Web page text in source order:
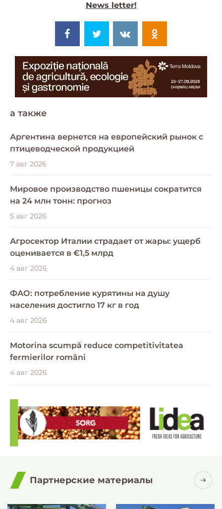
News letter!
a также
Аргентина вернется на европейский рынок с
птицеводческой продукцией
7 авг 2026
Мировое производство пшеницы сократится
на 24 млн тонн: прогноз
5 авг 2026
Агросектор Италии страдает от жары: ущерб
оценивается в €1,5 млрд
4 авг 2026
ФАО: потребление курятины на душу
населения достигло 17 кг в год
4 авг 2026
Motorina scumpă reduce competitivitatea
fermierilor români
4 авг 2026
Партнерские материалы